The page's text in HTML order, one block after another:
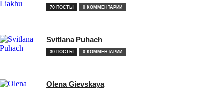
70 ПОСТЫ 0 КОММЕНТАРИИ
Svitlana Puhach
30 ПОСТЫ 0 КОММЕНТАРИИ
Olena Gievskaya